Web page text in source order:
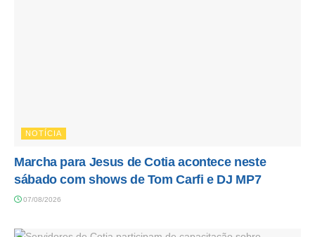
NOTÍCIA
Marcha para Jesus de Cotia acontece neste
sábado com shows de Tom Carfi e DJ MP7
07/08/2026